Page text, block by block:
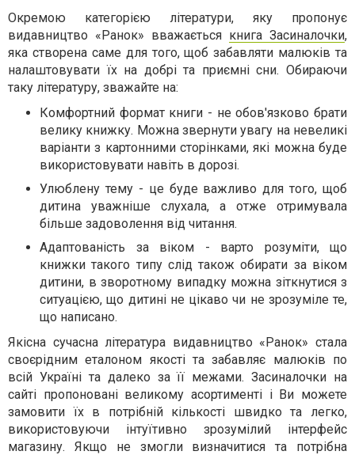
Окремою категорією літератури, яку пропонує
видавництво «Ранок» вважається книга Засиналочки,
яка створена саме для того, щоб забавляти малюків та
налаштовувати їх на добрі та приємні сни. Обираючи
таку літературу, зважайте на:
Комфортний формат книги - не обов'язково брати
велику книжку. Можна звернути увагу на невеликі
варіанти з картонними сторінками, які можна буде
використовувати навіть в дорозі.
Улюблену тему - це буде важливо для того, щоб
дитина уважніше слухала, а отже отримувала
більше задоволення від читання.
Адаптованість за віком - варто розуміти, що
книжки такого типу слід також обирати за віком
дитини, в зворотному випадку можна зіткнутися з
ситуацією, що дитині не цікаво чи не зрозуміле те,
що написано.
Якісна сучасна література видавництво «Ранок» стала
своєрідним еталоном якості та забавляє малюків по
всій Україні та далеко за її межами. Засиналочки на
сайті пропоновані великому асортименті і Ви можете
замовити їх в потрібній кількості швидко та легко,
використовуючи інтуїтивно зрозумілий інтерфейс
магазину. Якщо не змогли визначитися та потрібна